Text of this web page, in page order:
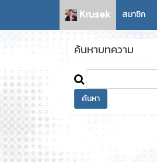
Krusek สมาชิก
ค้นหาบทความ